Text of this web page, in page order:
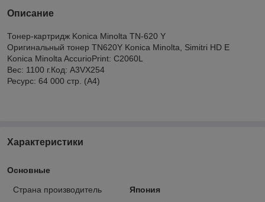
Описание
Тонер-картридж Konica Minolta TN-620 Y
Оригинальный тонер TN620Y Konica Minolta, Simitri HD E
Konica Minolta AccurioPrint: C2060L
Вес: 1100 г.Код: A3VX254
Ресурс: 64 000 стр. (А4)
Характеристики
Основные
Страна производитель
Япония